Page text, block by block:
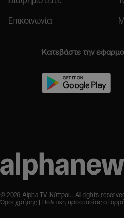
Επικοινωνία
Κατεβάστε την
© 2026 Alpha TV Κύπρου. All rights
Όροι χρήσης
Πολιτική προστασίας